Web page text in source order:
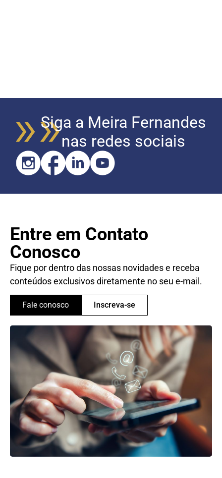
Siga a Meira Fernandes
nas redes sociais
Entre em Contato
Conosco
Fique por dentro das nossas novidades e receba
conteúdos exclusivos diretamente no seu e-mail.
Fale conosco Inscreva-se